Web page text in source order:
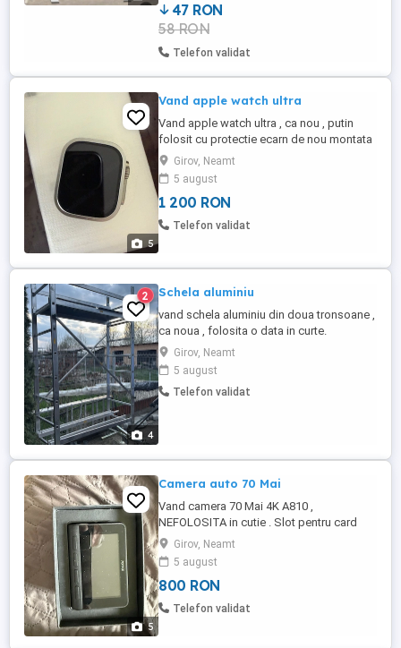
rețeaua electrică ...
47 RON
58 RON
Telefon validat
5
Vand apple watch ultra
Vand apple watch ultra , ca nou , putin
folosit cu protectie ecarn de nou montata
si tinut in cutie.
Girov, Neamt
5 august
1 200 RON
Telefon validat
4
2 Schela aluminiu
vand schela aluminiu din doua tronsoane ,
ca noua , folosita o data in curte.
Girov, Neamt
5 august
Telefon validat
5
Camera auto 70 Mai
Vand camera 70 Mai 4K A810 ,
NEFOLOSITA in cutie . Slot pentru card
memorie .
Girov, Neamt
5 august
800 RON
Telefon validat